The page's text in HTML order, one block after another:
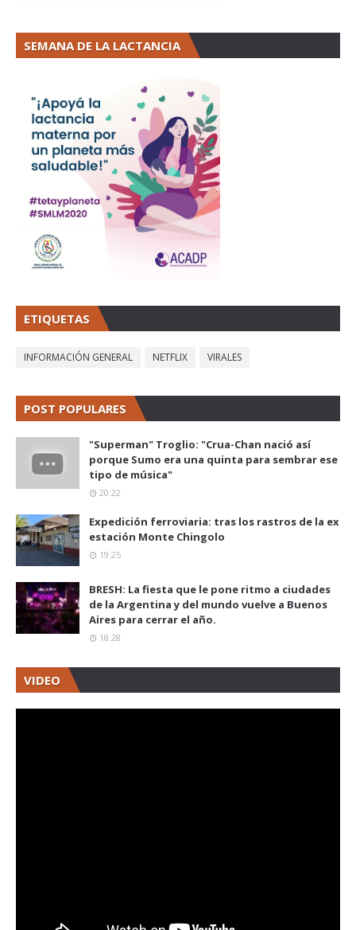
SEMANA DE LA LACTANCIA
ETIQUETAS
INFORMACIÓN GENERAL NETFLIX VIRALES
POST POPULARES
"Superman" Troglio: "Crua-Chan nació así
porque Sumo era una quinta para sembrar ese
tipo de música"
20:22
Expedición ferroviaria: tras los rastros de la ex
estación Monte Chingolo
19:25
BRESH: La fiesta que le pone ritmo a ciudades
de la Argentina y del mundo vuelve a Buenos
Aires para cerrar el año.
18:28
VIDEO